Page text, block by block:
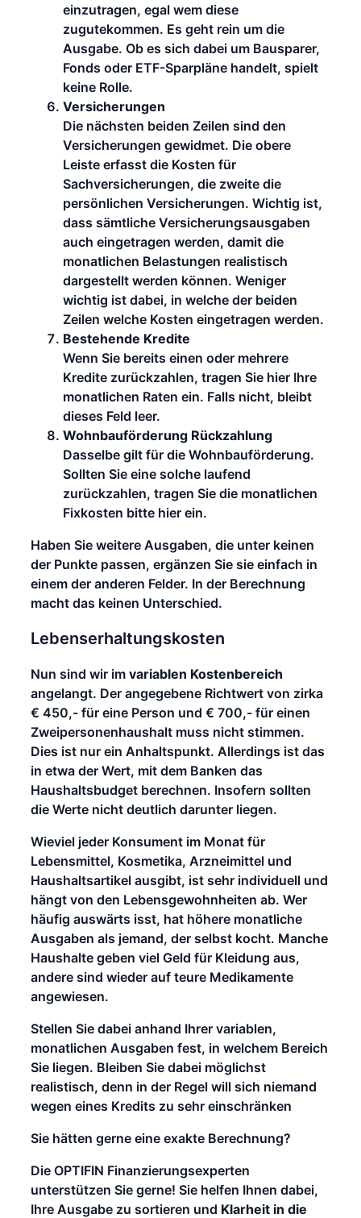
einzutragen, egal wem diese
zugutekommen. Es geht rein um die
Ausgabe. Ob es sich dabei um Bausparer,
Fonds oder ETF-Sparpläne handelt, spielt
keine Rolle.
Versicherungen
Die nächsten beiden Zeilen sind den
Versicherungen gewidmet. Die obere
Leiste erfasst die Kosten für
Sachversicherungen, die zweite die
persönlichen Versicherungen. Wichtig ist,
dass sämtliche Versicherungsausgaben
auch eingetragen werden, damit die
monatlichen Belastungen realistisch
dargestellt werden können. Weniger
wichtig ist dabei, in welche der beiden
Zeilen welche Kosten eingetragen werden.
Bestehende Kredite
Wenn Sie bereits einen oder mehrere
Kredite zurückzahlen, tragen Sie hier Ihre
monatlichen Raten ein. Falls nicht, bleibt
dieses Feld leer.
Wohnbauförderung Rückzahlung
Dasselbe gilt für die Wohnbauförderung.
Sollten Sie eine solche laufend
zurückzahlen, tragen Sie die monatlichen
Fixkosten bitte hier ein.
Haben Sie weitere Ausgaben, die unter keinen
der Punkte passen, ergänzen Sie sie einfach in
einem der anderen Felder. In der Berechnung
macht das keinen Unterschied.
Lebenserhaltungskosten
Nun sind wir im variablen Kostenbereich
angelangt. Der angegebene Richtwert von zirka
€ 450,- für eine Person und € 700,- für einen
Zweipersonenhaushalt muss nicht stimmen.
Dies ist nur ein Anhaltspunkt. Allerdings ist das
in etwa der Wert, mit dem Banken das
Haushaltsbudget berechnen. Insofern sollten
die Werte nicht deutlich darunter liegen.
Wieviel jeder Konsument im Monat für
Lebensmittel, Kosmetika, Arzneimittel und
Haushaltsartikel ausgibt, ist sehr individuell und
hängt von den Lebensgewohnheiten ab. Wer
häufig auswärts isst, hat höhere monatliche
Ausgaben als jemand, der selbst kocht. Manche
Haushalte geben viel Geld für Kleidung aus,
andere sind wieder auf teure Medikamente
angewiesen.
Stellen Sie dabei anhand Ihrer variablen,
monatlichen Ausgaben fest, in welchem Bereich
Sie liegen. Bleiben Sie dabei möglichst
realistisch, denn in der Regel will sich niemand
wegen eines Kredits zu sehr einschränken
Sie hätten gerne eine exakte Berechnung?
Die OPTIFIN Finanzierungsexperten
unterstützen Sie gerne! Sie helfen Ihnen dabei,
Ihre Ausgabe zu sortieren und Klarheit in die